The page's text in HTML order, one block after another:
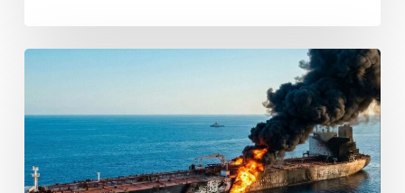
Informe
C-
2025
(Marzo